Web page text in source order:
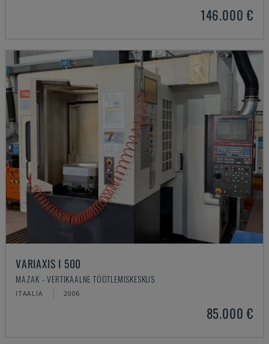
146.000 €
VARIAXIS I 500
MAZAK - VERTIKAALNE TÖÖTLEMISKESKUS
ITAALIA 2006
85.000 €